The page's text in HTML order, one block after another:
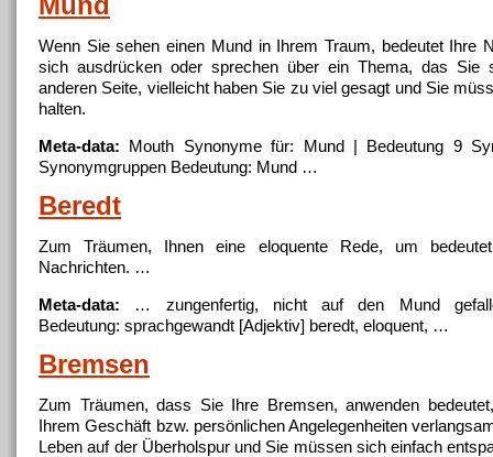
Wenn Sie sehen einen Mundin Ihrem Traum, bedeutet Ihre
sich ausdrücken oder sprechen über ein Thema, das Sie
anderen Seite, vielleicht haben Sie zu viel gesagt und Sie
halten.
Meta-data: Mouth Synonyme für: Mund| Bedeutung 9
Synonymgruppen Bedeutung: Mund …
Beredt
Zum Träumen, Ihnen eine eloquente Rede, um
Nachrichten. …
Meta-data: … zungenfertig, nicht auf den Mund
Bedeutung: sprachgewandt [Adjektiv] beredt, eloquent, …
Bremsen
Zum Träumen, dass Sie Ihre Bremsen, anwenden
Ihrem Geschäft bzw. persönlichen Angelegenheiten
Leben auf der Überholspur und Sie müssen sich einfach